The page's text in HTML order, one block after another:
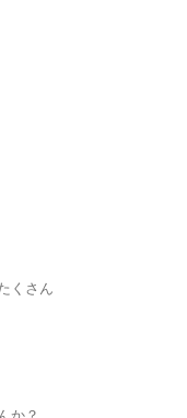
くさん